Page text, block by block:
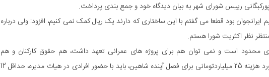
رییس شورای شهر به بیان دیدگاه خود و جمع بندی پرداخت.
ایرانجوان بود قطعا می گفتم با این ساختاری که دارند یک ریال کمک نمی کنیم، افزود: ولی درباره
نظر اکثریت شورا هستم.
محدود است و نمی توان هم برای پروژه های عمرانی تعهد داشت، هم حقوق کارکنان و هم
تیمداری، ادامه داد: با توجه به برآورد هزینه 25 میلیاردتومانی برای فصل آینده شاهین، باید با حضور افرادی در هیات مدیره، حداقل 12